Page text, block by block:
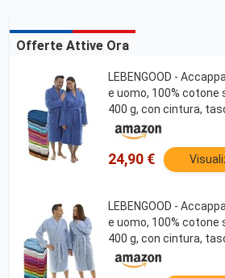
Offerte Attive Ora
LEBENGOOD -
e uomo, 100% cotone
400 g, con cintura,
24,90 €
LEBENGOOD -
e uomo, 100% cotone
400 g, con cintura,
doccia, come
asciugamano